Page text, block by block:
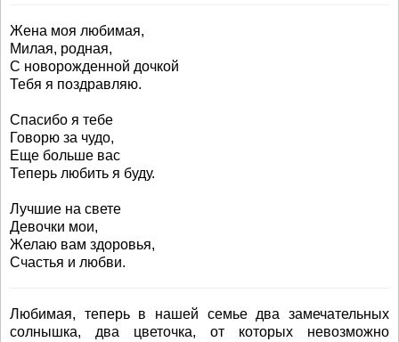
Жена моя любимая,
Милая, родная,
С новорожденной дочкой
Тебя я поздравляю.
Спасибо я тебе
Говорю за чудо,
Еще больше вас
Теперь любить я буду.
Лучшие на свете
Девочки мои,
Желаю вам здоровья,
Счастья и любви.
Любимая, теперь в нашей семье два замечательных
солнышка, два цветочка, от которых невозможно